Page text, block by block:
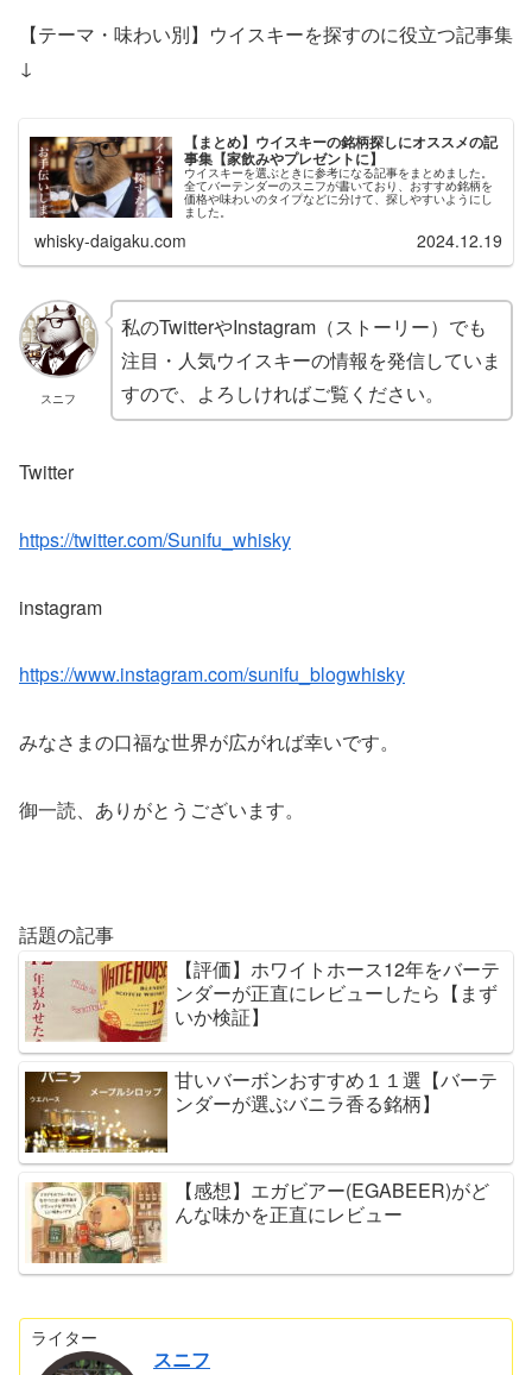
【テーマ・味わい別】ウイスキーを探すのに役立つ記事集
↓
【まとめ】ウイスキーの銘柄探しにオススメの記
事集【家飲みやプレゼントに】
ウイスキーを選ぶときに参考になる記事をまとめました。
全てバーテンダーのスニフが書いており、おすすめ銘柄を
価格や味わいのタイプなどに分けて、探しやすいようにし
ました。
whisky-daigaku.com 2024.12.19
スニフ
私のTwitterやInstagram（ストーリー）でも
注目・人気ウイスキーの情報を発信していま
すので、よろしければご覧ください。
Twitter
https://twitter.com/Sunifu_whisky
instagram
https://www.instagram.com/sunifu_blogwhisky
みなさまの口福な世界が広がれば幸いです。
御一読、ありがとうございます。
話題の記事
【評価】ホワイトホース12年をバーテ
ンダーが正直にレビューしたら【まず
いか検証】
甘いバーボンおすすめ１１選【バーテ
ンダーが選ぶバニラ香る銘柄】
【感想】エガビアー(EGABEER)がど
んな味かを正直にレビュー
ライター
スニフ